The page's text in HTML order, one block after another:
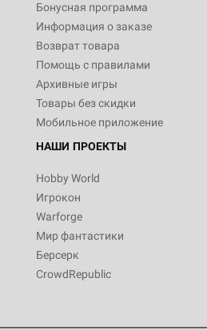
Бонусная программа
Информация о заказе
Возврат товара
Помощь с правилами
Архивные игры
Товары без скидки
Мобильное приложение
НАШИ ПРОЕКТЫ
Hobby World
Игрокон
Warforge
Мир фантастики
Берсерк
CrowdRepublic